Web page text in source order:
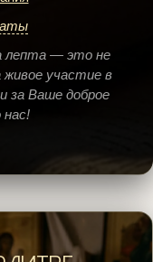
лепта — это не
живое участие в
за Ваше доброе